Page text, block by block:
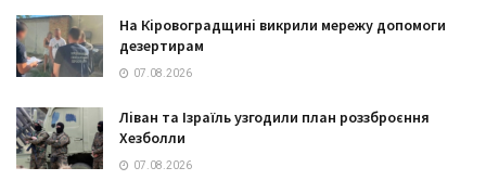
На Кіровоградщині викрили мережу допомоги
дезертирам
07.08.2026
Ліван та Ізраїль узгодили план роззброєння
Хезболли
07.08.2026